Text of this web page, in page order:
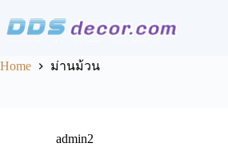
content
Home ม่านม้วน
admin2